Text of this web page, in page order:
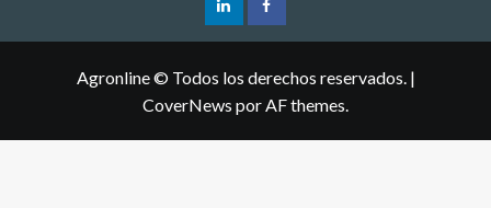
Agronline © Todos los derechos reservados. |
CoverNews por AF themes.